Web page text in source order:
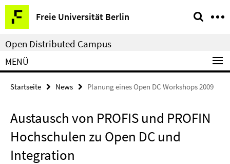
Springe
direkt
zu
Inhalt
Freie Universität Berlin
Service-
Navigation
Open Distributed Campus
MENÜ
Startseite News Planung eines Open DC Workshops 2009
Austausch von PROFIS und PROFIN
Hochschulen zu Open DC und
Integration